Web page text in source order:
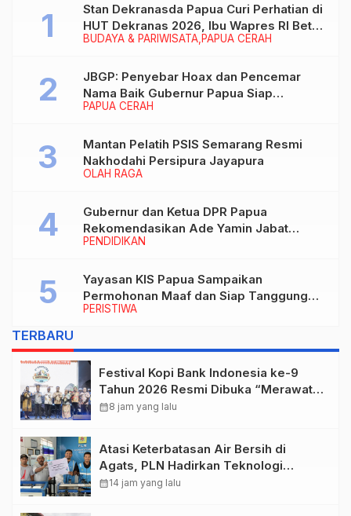
BUDAYA & PARIWISATA PAPUA CERAH
Stan Dekranasda Papua Curi Perhatian di
HUT Dekranas 2026, Ibu Wapres RI Betah
Menikmati Karya Perajin
PAPUA CERAH
JBGP: Penyebar Hoax dan Pencemar
Nama Baik Gubernur Papua Siap
Berhadapan dengan Hukum!
OLAH RAGA
Mantan Pelatih PSIS Semarang Resmi
Nakhodahi Persipura Jayapura
PENDIDIKAN
Gubernur dan Ketua DPR Papua
Rekomendasikan Ade Yamin Jabat
Rektor IAIN Fattahul Muluk Papua
PERISTIWA
Yayasan KIS Papua Sampaikan
Permohonan Maaf dan Siap Tanggung
Biaya Korban Dugaan Keracunan MBG di
TERBARU
Festival Kopi Bank Indonesia ke-9
Tahun 2026 Resmi Dibuka “Merawat
Warisan, Membangun Masa Depan
calendar_month8 jam yang lalu
Atasi Keterbatasan Air Bersih di
Agats, PLN Hadirkan Teknologi
Desalinasi untuk Masjid Saiful Al-
calendar_month14 jam yang lalu